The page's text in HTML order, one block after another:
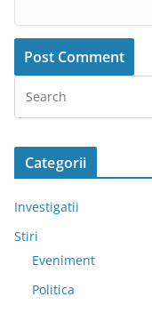
Categorii
Investigatii
Stiri
Eveniment
Politica